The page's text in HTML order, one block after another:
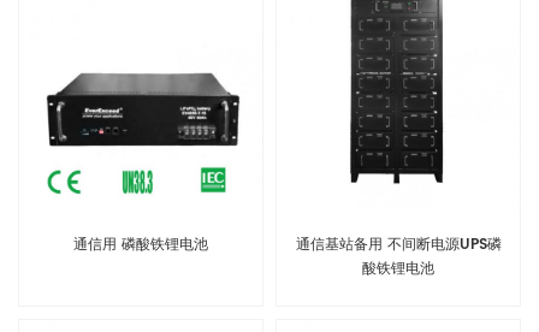
通信用 磷酸铁锂电池
通信基站备用 不间断电源UPS磷
酸铁锂电池